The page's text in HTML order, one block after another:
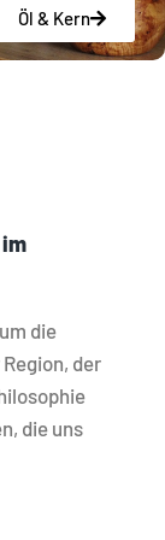
Öl & Kern
die
der
die uns